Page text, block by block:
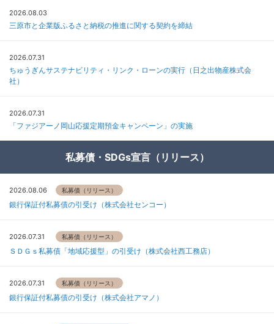
2026.08.03
三原市と企業版ふるさと納税の推進に関する契約を締結
2026.07.31
ちゅうぎんサステナビリティ・リンク・ローンの実行（日之出物産株式会
社）
2026.07.31
「ファジアーノ岡山応援定期預金キャンペーン」の実施
私募債・SDGs宣言（リリース）
2026.08.06 私募債（リリース）
銀行保証付私募債の引受け（株式会社センコー）
2026.07.31 私募債（リリース）
ＳＤＧｓ私募債「地域応援型」の引受け（株式会社西工務店）
2026.07.31 私募債（リリース）
銀行保証付私募債の引受け（株式会社アマノ）